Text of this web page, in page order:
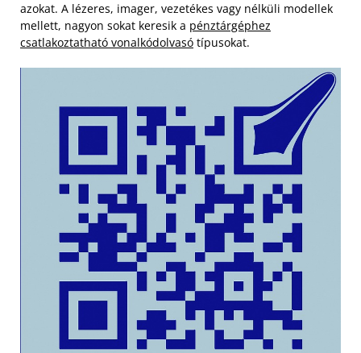
azokat. A lézeres, imager, vezetékes vagy nélküli modellek
mellett, nagyon sokat keresik a pénztárgéphez
csatlakoztatható vonalkódolvasó típusokat.